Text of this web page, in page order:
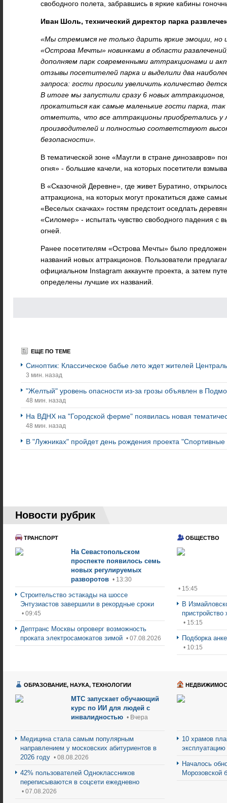
свободного полета, забравшись в яркие кабины
Иван Шоль, технический директор парка
«Мы стремимся не только дарить яркие эмоции, но
«Острова Мечты» новинками в области
дополняем парк современными аттракционами и
отзывы посетителей парка и выделили два
запроса: гости просили увеличить количество
В итоге мы запустили сразу 6 новых
прокатиться как самые маленькие гости парка,
отметить, что все аттракционы приобретались у
производителей и полностью соответствуют
безопасности».
В тематической зоне «Маугли в стране динозавров»
огня» - большие качели, на которых посетители
В «Сказочной Деревне», где живет Буратино,
аттракциона, на которых могут прокатиться даже
«Веселых скачках» гостям предстоит оседлать
«Силомер» - испытать чувство свободного падения с
огней.
Ранее посетителям «Острова Мечты» было
названий новых аттракционов. Пользователи
официальном Instagram аккаунте проекта, а затем
определены лучшие их названий.
ЕЩЕ ПО ТЕМЕ
Синоптик: Классическое бабье лето ждет жителей
3 мин. назад
"Желтый" уровень опасности из-за грозы объявлен в
48 мин. назад
На ВДНХ на "Городской ферме" появилась новая
48 мин. назад
В "Лужниках" пройдет день рождения проекта
Новости рубрик
ТРАНСПОРТ
На Севастопольском
проспекте появилось семь
новых регулируемых
разворотов • 13:30
Строительство эстакады на шоссе
Энтузиастов завершили в рекордные сроки
• 09:45
Дептранс Москвы опроверг возможность
проката электросамокатов зимой • 07.08.2026
ОБЩЕСТВО
• 15:45
В
• 15:15
Подборка
• 10:15
ОБРАЗОВАНИЕ, НАУКА, ТЕХНОЛОГИИ
МТС запускает обучающий
курс по ИИ для людей с
инвалидностью • Вчера
Медицина стала самым популярным
направлением у московских абитуриентов в
2026 году • 08.08.2026
42% пользователей Одноклассников
переписываются в соцсети ежедневно
• 07.08.2026
10 храмов
Началось
Морозовской